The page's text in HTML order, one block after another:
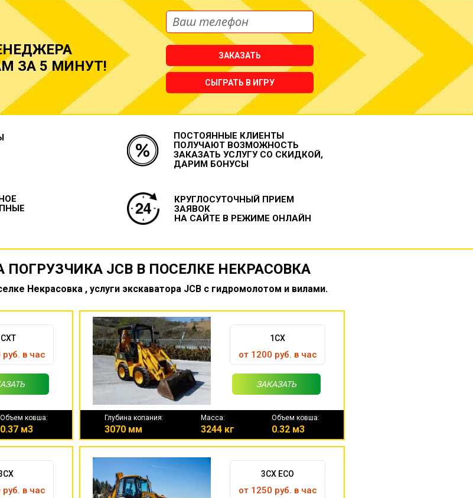
ЗА 5 МИНУТ!
ЗАКАЗАТЬ
СЫГРАТЬ В ИГРУ
ПОСТОЯННЫЕ КЛИЕНТЫ
ПОЛУЧАЮТ ВОЗМОЖНОСТЬ
ЗАКАЗАТЬ УСЛУГУ СО СКИДКОЙ,
ДАРИМ БОНУСЫ
КРУГЛОСУТОЧНЫЙ ПРИЕМ
ЗАЯВОК
НА САЙТЕ В РЕЖИМЕ ОНЛАЙН
JCB В ПОСЕЛКЕ НЕКРАСОВКА
Некрасовка , услуги экскаватора JCB с гидромолотом и вилами.
руб. в час
Объем ковша:
0.37 м3
1CX
от 1200 руб. в час
ЗАКАЗАТЬ
Глубина копания:
3070 мм
Масса:
3244 кг
Объем ковша:
0.32 м3
руб. в час
3CX ECO
от 1250 руб. в час